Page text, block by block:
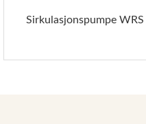
Sirkulasjonspumpe